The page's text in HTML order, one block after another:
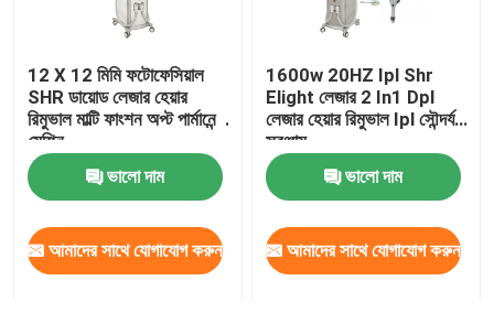
12 X 12 মিমি ফটোফেসিয়াল
SHR ডায়োড লেজার হেয়ার
রিমুভাল মাল্টি ফাংশন অপ্ট পার্মানেন্ট
মেশিন
ভালো দাম
আমাদের সাথে যোগাযোগ করুন
1600w 20HZ Ipl Shr
Elight লেজার 2 In1 Dpl
লেজার হেয়ার রিমুভাল Ipl সৌন্দর্য
সরঞ্জাম
ভালো দাম
আমাদের সাথে যোগাযোগ করুন